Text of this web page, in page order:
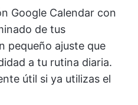
Google Calendar con
de tus
pequeño ajuste que
a tu rutina diaria.
útil si ya utilizas el